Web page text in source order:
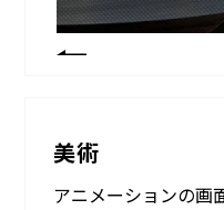
美術
アニメーションの画